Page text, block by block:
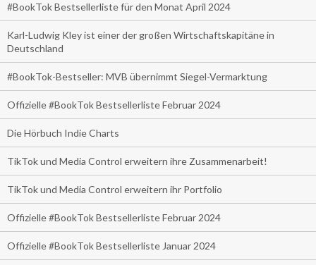
#BookTok Bestsellerliste für den Monat April 2024
Karl-Ludwig Kley ist einer der großen Wirtschaftskapitäne in
Deutschland
#BookTok-Bestseller: MVB übernimmt Siegel-Vermarktung
Offizielle #BookTok Bestsellerliste Februar 2024
Die Hörbuch Indie Charts
TikTok und Media Control erweitern ihre Zusammenarbeit!
TikTok und Media Control erweitern ihr Portfolio
Offizielle #BookTok Bestsellerliste Februar 2024
Offizielle #BookTok Bestsellerliste Januar 2024